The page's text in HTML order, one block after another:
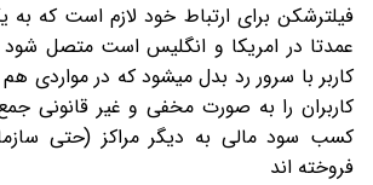
فیلترشکن برای ارتباط خود لازم است که
عمدتا در امریکا و انگلیس است متصل
کاربر با سرور رد بدل میشود که در مواردی
کاربران را به صورت مخفی و غیر قانونی
کسب سود مالی به دیگر مراکز (حتی
فروخته اند